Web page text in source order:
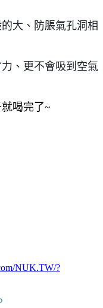
大、 防脹氣孔洞相
、更不會吸到空氣
喝完了~
NUK.TW/?